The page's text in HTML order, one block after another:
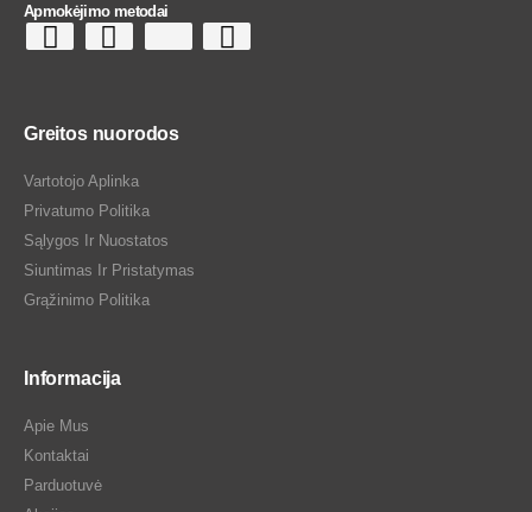
Apmokėjimo metodai
Greitos nuorodos
Vartotojo Aplinka
Privatumo Politika
Sąlygos Ir Nuostatos
Siuntimas Ir Pristatymas
Grąžinimo Politika
Informacija
Apie Mus
Kontaktai
Parduotuvė